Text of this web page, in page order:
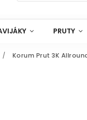
PRUTY
/ Korum Prut 3K